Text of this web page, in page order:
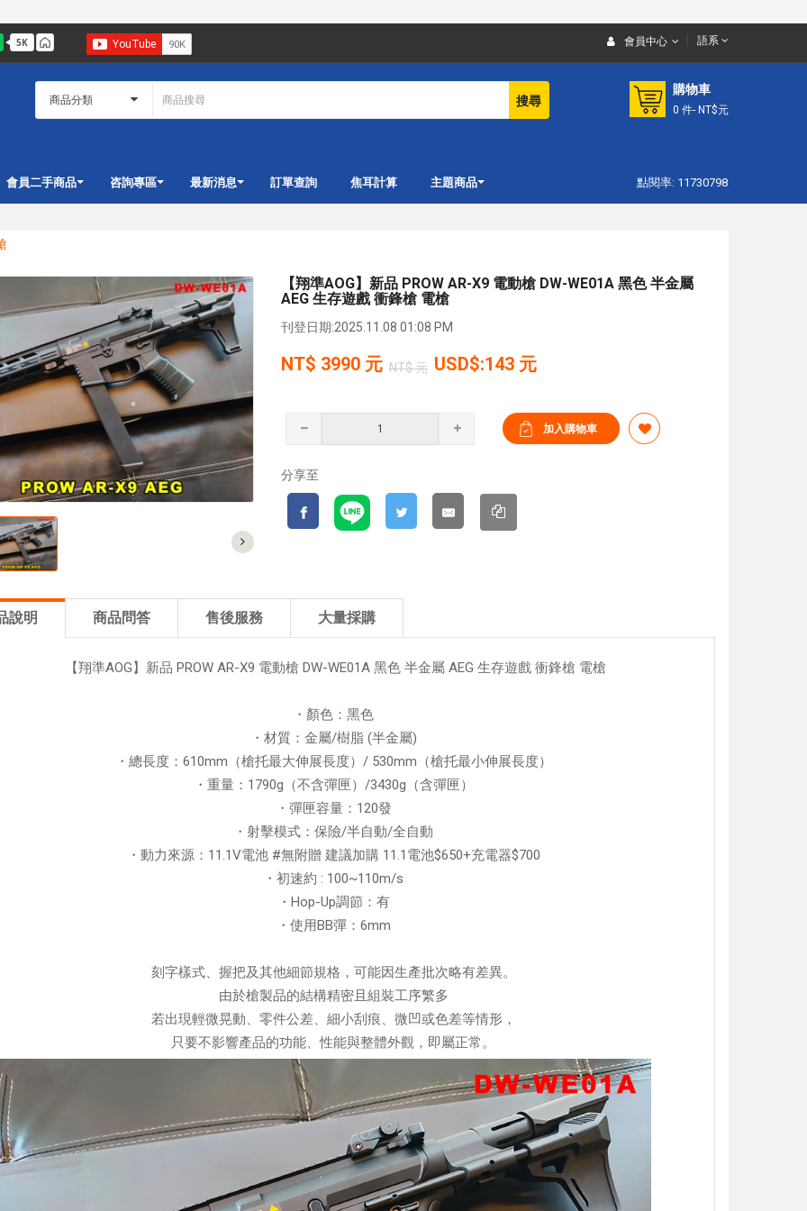
會員中心 語系
搜尋
購物車
0 件- NT$元
會員二手商品 咨詢專區 最新消息 訂單查詢 焦耳計算 主題商品 點閱率: 11730798
【翔準AOG】新品 PROW AR-X9 電動槍 DW-WE01A 黑色 半金屬
AEG 生存遊戲 衝鋒槍 電槍
刊登日期:2025.11.08 01:08 PM
NT$ 3990 元 NT$ 元 USD$:143 元
分享至
說明 商品問答 售後服務 大量採購
【翔準AOG】新品 PROW AR-X9 電動槍 DW-WE01A 黑色 半金屬 AEG 生存遊戲 衝鋒槍 電槍
・顏色：黑色
・材質：金屬/樹脂 (半金屬)
・總長度：610mm（槍托最大伸展長度）/ 530mm（槍托最小伸展長度）
・重量：1790g（不含彈匣）/3430g（含彈匣）
・彈匣容量：120發
・射擊模式：保險/半自動/全自動
・動力來源：11.1V電池 #無附贈 建議加購 11.1電池$650+充電器$700
・初速約 : 100~110m/s
・Hop-Up調節：有
・使用BB彈：6mm
刻字樣式、握把及其他細節規格，可能因生產批次略有差異。
由於槍製品的結構精密且組裝工序繁多
若出現輕微晃動、零件公差、細小刮痕、微凹或色差等情形，
只要不影響產品的功能、性能與整體外觀，即屬正常。